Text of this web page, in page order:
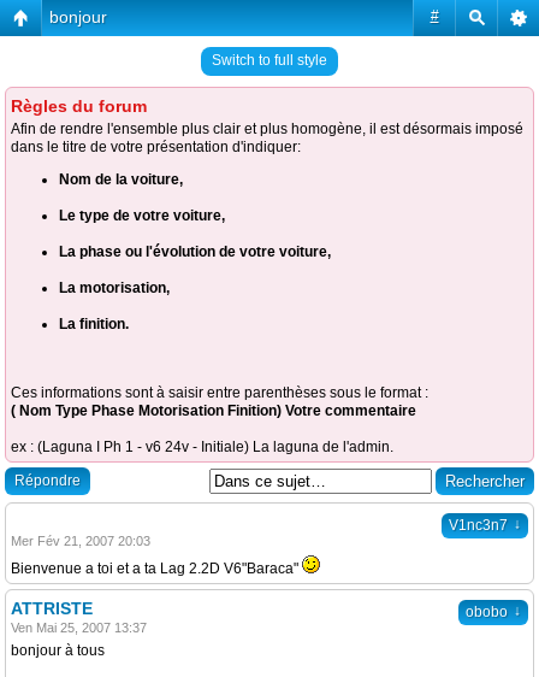
#
bonjour
Switch to full style
Règles du forum
Afin de rendre l'ensemble plus clair et plus homogène, il est désormais imposé
dans le titre de votre présentation d'indiquer:
Nom de la voiture,
Le type de votre voiture,
La phase ou l'évolution de votre voiture,
La motorisation,
La finition.
Ces informations sont à saisir entre parenthèses sous le format :
( Nom Type Phase Motorisation Finition) Votre commentaire
ex : (Laguna I Ph 1 - v6 24v - Initiale) La laguna de l'admin.
Répondre
V1nc3n7 ↓
Mer Fév 21, 2007 20:03
Bienvenue a toi et a ta Lag 2.2D V6"Baraca"
obobo ↓
ATTRISTE
Ven Mai 25, 2007 13:37
bonjour à tous